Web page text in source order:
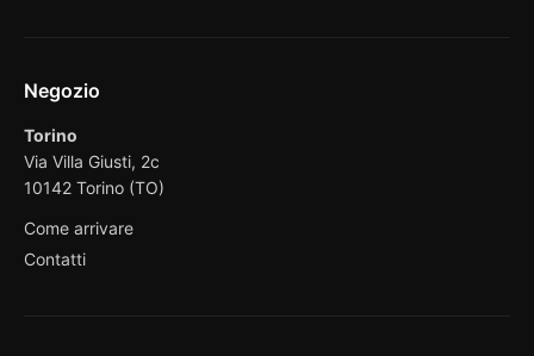
Negozio
Torino
Via Villa Giusti, 2c
10142 Torino (TO)
Come arrivare
Contatti